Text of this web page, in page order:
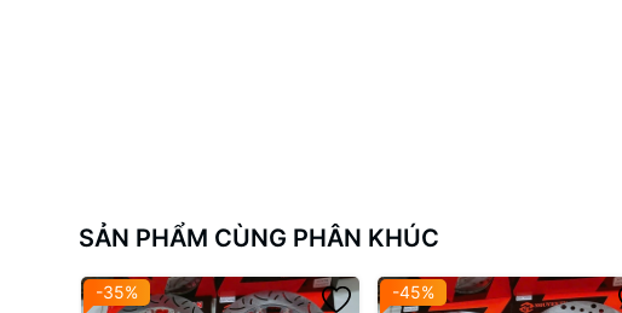
SẢN PHẨM CÙNG PHÂN KHÚC
-35% -45%